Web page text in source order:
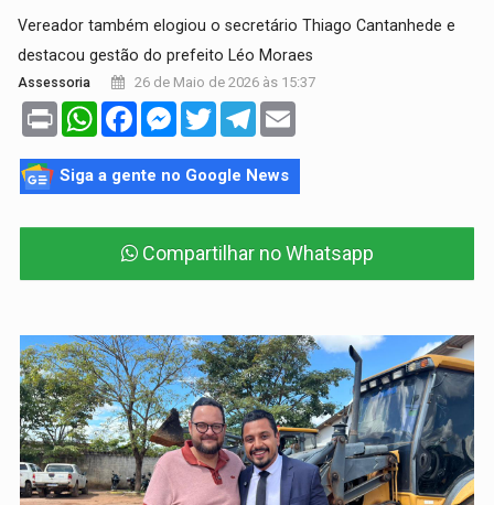
Vereador também elogiou o secretário Thiago Cantanhede e
destacou gestão do prefeito Léo Moraes
Assessoria 26 de Maio de 2026 às 15:37
Print WhatsAppFacebookMessenger
TwitterTelegram
Siga a gente no Google News
Compartilhar no Whatsapp